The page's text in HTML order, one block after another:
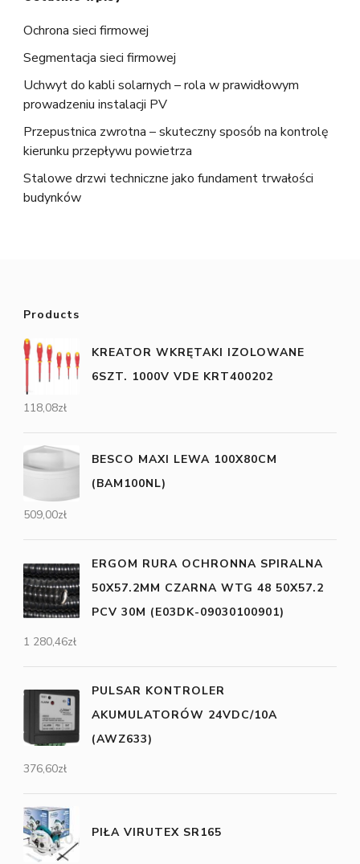
Ochrona sieci firmowej
Segmentacja sieci firmowej
Uchwyt do kabli solarnych – rola w prawidłowym
prowadzeniu instalacji PV
Przepustnica zwrotna – skuteczny sposób na kontrolę
kierunku przepływu powietrza
Stalowe drzwi techniczne jako fundament trwałości
budynków
Products
KREATOR WKRĘTAKI IZOLOWANE
6SZT. 1000V VDE KRT400202
118,08zł
BESCO MAXI LEWA 100X80CM
(BAM100NL)
509,00zł
ERGOM RURA OCHRONNA SPIRALNA
50X57.2MM CZARNA WTG 48 50X57.2
PCV 30M (E03DK-09030100901)
1 280,46zł
PULSAR KONTROLER
AKUMULATORÓW 24VDC/10A
(AWZ633)
376,60zł
PIŁA VIRUTEX SR165